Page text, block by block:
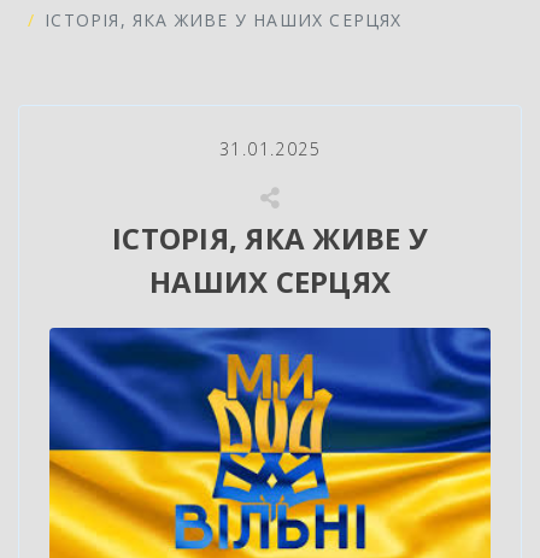
ІСТОРІЯ, ЯКА ЖИВЕ У НАШИХ СЕРЦЯХ
31.01.2025
ІСТОРІЯ, ЯКА ЖИВЕ У
НАШИХ СЕРЦЯХ